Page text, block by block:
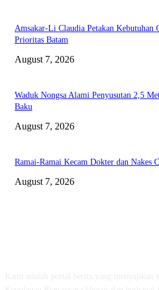
Amsakar-Li Claudia Petakan Kebutuhan
Prioritas Batam
August 7, 2026
Waduk Nongsa Alami Penyusutan 2,5
Baku
August 7, 2026
Ramai-Ramai Kecam Dokter dan Nakes
August 7, 2026